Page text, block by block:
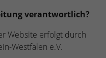
verantwortlich?
Website erfolgt durch
Westfalen e.V.
wird verwendet, um
zu speichern, wie
nutzen, und hilft
eines Analyseberichts